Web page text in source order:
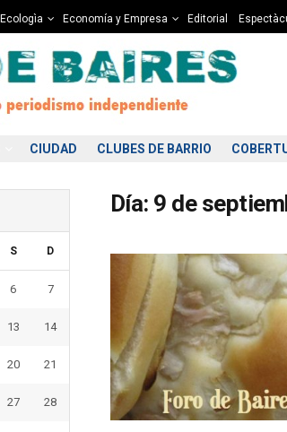
Ecologìa Economía y Empresa Editorial
CIUDAD CLUBES DE BARRIO
Día: 9 de
S D
6 7
13 14
20 21
27 28